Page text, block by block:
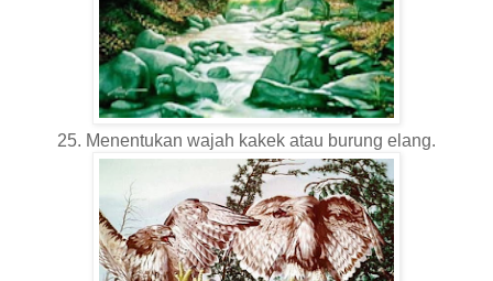
25. Menentukan wajah kakek atau burung elang.